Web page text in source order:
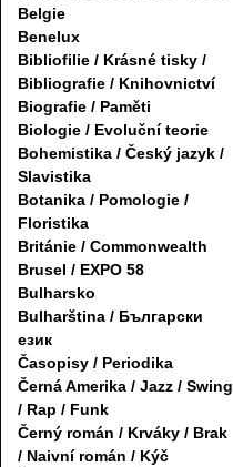
Belgie
Benelux
Bibliofilie / Krásné tisky /
Bibliografie / Knihovnictví
Biografie / Paměti
Biologie / Evoluční teorie
Bohemistika / Český jazyk /
Slavistika
Botanika / Pomologie /
Floristika
Británie / Commonwealth
Brusel / EXPO 58
Bulharsko
Bulharština / Български
език
Časopisy / Periodika
Černá Amerika / Jazz / Swing
/ Rap / Funk
Černý román / Krváky / Brak
/ Naivní román / Kýč